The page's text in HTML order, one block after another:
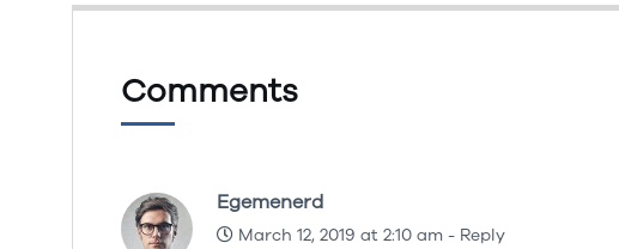
Comments
Egemenerd
March 12, 2019 at 2:10 am - Reply